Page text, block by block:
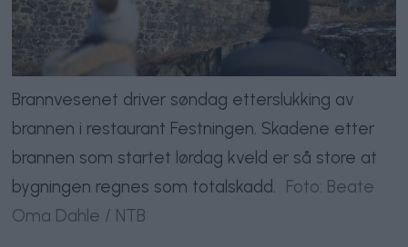
Brannvesenet driver søndag etterslukking av
brannen i restaurant Festningen. Skadene etter
brannen som startet lørdag kveld er så store at
bygningen regnes som totalskadd. Foto: Beate
Oma Dahle / NTB